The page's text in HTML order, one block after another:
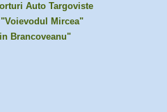
Auto Targoviste
Mircea"
Brancoveanu"